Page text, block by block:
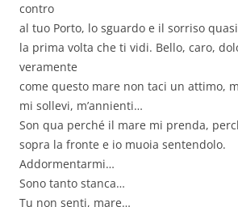
contro
al tuo Porto, lo sguardo e il sorriso
la prima volta che ti vidi. Bello, caro,
veramente
come questo mare non taci un attimo,
mi sollevi, m’annienti…
Son qua perché il mare mi prenda,
sopra la fronte e io muoia sentendolo.
Addormentarmi…
Sono tanto stanca…
Tu non senti, mare…